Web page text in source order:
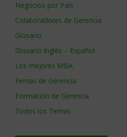
Negocios por País
Colaboradores de Gerencia
Glosario
Glosario Inglés – Español
Los mejores MBA
Firmas de Gerencia
Formación de Gerencia
Todos los Temas